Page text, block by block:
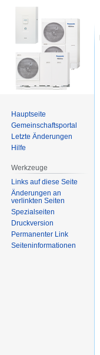
Hauptseite
Gemeinschafts­portal
Letzte Änderungen
Hilfe
Werkzeuge
Links auf diese Seite
Änderungen an
verlinkten Seiten
Spezialseiten
Druckversion
Permanenter Link
Seiten­informationen